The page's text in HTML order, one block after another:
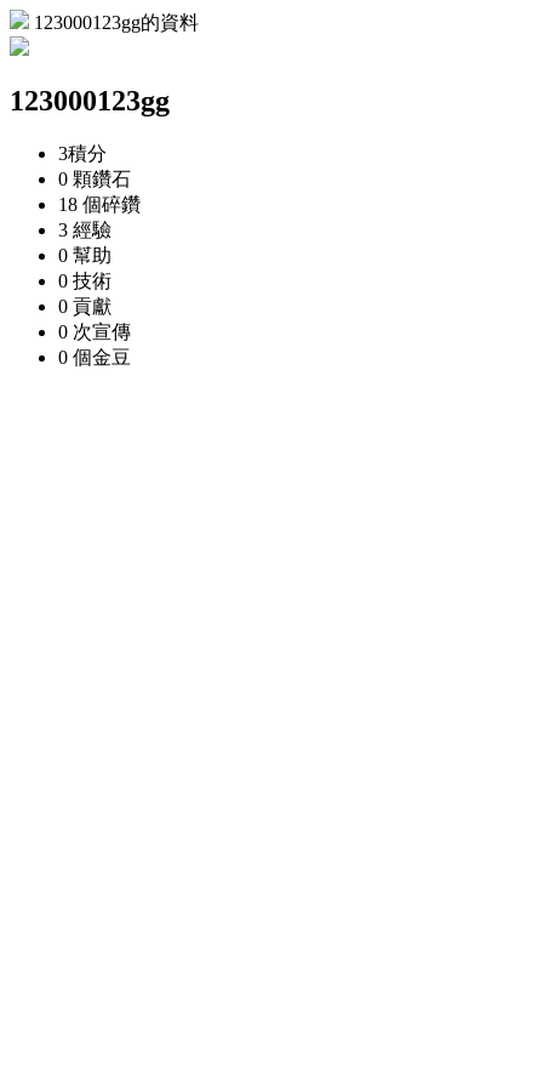
123000123gg的資料
123000123gg
3積分
0 顆鑽石
18 個碎鑽
3 經驗
0 幫助
0 技術
0 貢獻
0 次宣傳
0 個金豆